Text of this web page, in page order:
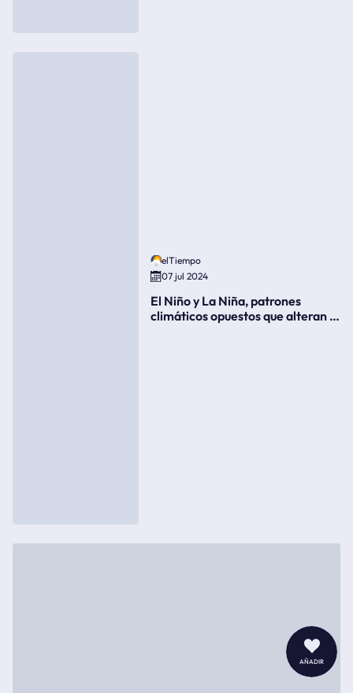
añadir
elTiempo
07 jul 2024
El Niño y La Niña, patrones
climáticos opuestos que alteran la